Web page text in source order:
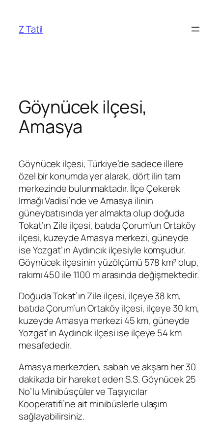
Z Tatil
Göynücek ilçesi,
Amasya
Göynücek ilçesi, Türkiye’de sadece illere
özel bir konumda yer alarak, dört ilin tam
merkezinde bulunmaktadır. İlçe Çekerek
Irmağı Vadisi’nde ve Amasya ilinin
güneybatısında yer almakta olup doğuda
Tokat’ın Zile ilçesi, batıda Çorum’un Ortaköy
ilçesi, kuzeyde Amasya merkezi, güneyde
ise Yozgat’ın Aydıncık ilçesiyle komşudur.
Göynücek ilçesinin yüzölçümü 578 km² olup,
rakımı 450 ile 1100 m arasında değişmektedir.
Doğuda Tokat’ın Zile ilçesi, ilçeye 38 km,
batıda Çorum’un Ortaköy ilçesi, ilçeye 30 km,
kuzeyde Amasya merkezi 45 km, güneyde
Yozgat’ın Aydıncık ilçesi ise ilçeye 54 km
mesafededir.
Amasya merkezden, sabah ve akşam her 30
dakikada bir hareket eden S.S. Göynücek 25
No’lu Minibüsçüler ve Taşıyıcılar
Kooperatifi’ne ait minibüslerle ulaşım
sağlayabilirsiniz.